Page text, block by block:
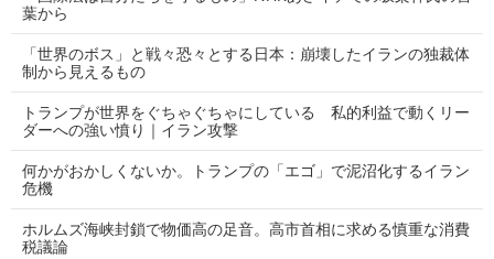
葉から
「世界のボス」と戦々恐々とする日本：崩壊したイランの独裁体
制から見えるもの
トランプが世界をぐちゃぐちゃにしている 私的利益で動くリー
ダーへの強い憤り｜イラン攻撃
何かがおかしくないか。トランプの「エゴ」で泥沼化するイラン
危機
ホルムズ海峡封鎖で物価高の足音。高市首相に求める慎重な消費
税議論